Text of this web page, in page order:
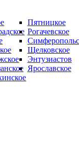
Пятницкое
Рогачевское
Щелковское
Энтузиастов
Ярославское